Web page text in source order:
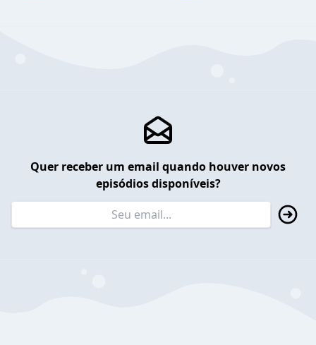
Quer receber um email quando houver novos
episódios disponíveis?